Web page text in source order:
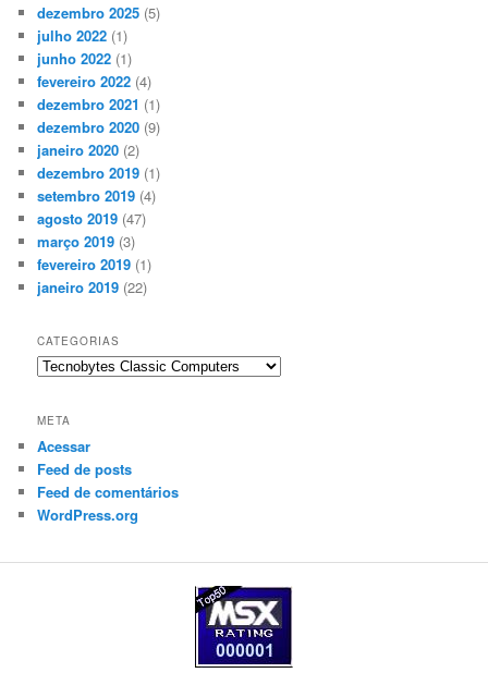
dezembro 2025 (5)
julho 2022 (1)
junho 2022 (1)
fevereiro 2022 (4)
dezembro 2021 (1)
dezembro 2020 (9)
janeiro 2020 (2)
dezembro 2019 (1)
setembro 2019 (4)
agosto 2019 (47)
março 2019 (3)
fevereiro 2019 (1)
janeiro 2019 (22)
CATEGORIAS
Categorias
META
Acessar
Feed de posts
Feed de comentários
WordPress.org